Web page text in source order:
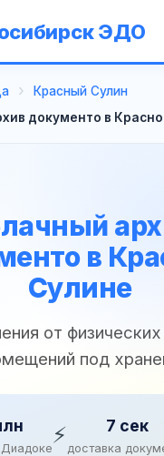
ЭДО
Красный Сулин
документо в
в
Сулине
от
под
Диадоке⚡ 7 сек
доставка